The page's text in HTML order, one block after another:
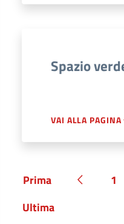
Spazio
VAI ALLA PAGINA
Pagina
Prima Pagina1
Pagina
Ultima